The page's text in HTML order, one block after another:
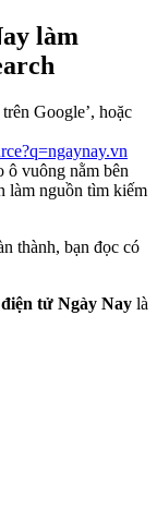
làm
Google’, hoặc
ô vuông nằm bên
làm nguồn tìm kiếm
thành, bạn đọc có
tử Ngày Nay là